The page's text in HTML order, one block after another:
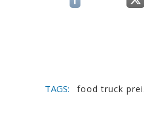
(si apre in una
TAGS: food truck